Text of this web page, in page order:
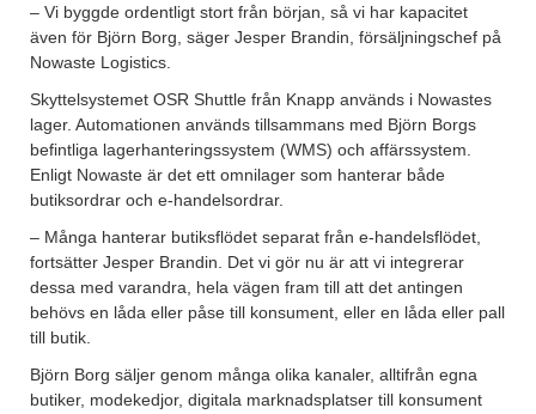
– Vi byggde ordentligt stort från början, så vi har kapacitet
även för Björn Borg, säger Jesper Brandin, försäljningschef på
Nowaste Logistics.
Skyttelsystemet OSR Shuttle från Knapp används i Nowastes
lager. Automationen används tillsammans med Björn Borgs
befintliga lagerhanteringssystem (WMS) och affärssystem.
Enligt Nowaste är det ett omnilager som hanterar både
butiksordrar och e-handelsordrar.
– Många hanterar butiksflödet separat från e-handelsflödet,
fortsätter Jesper Brandin. Det vi gör nu är att vi integrerar
dessa med varandra, hela vägen fram till att det antingen
behövs en låda eller påse till konsument, eller en låda eller pall
till butik.
Björn Borg säljer genom många olika kanaler, alltifrån egna
butiker, modekedjor, digitala marknadsplatser till konsument